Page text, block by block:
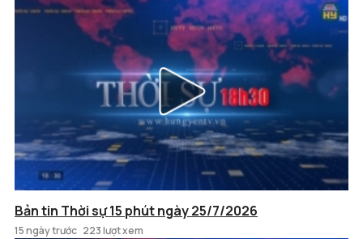
Bản tin Thời sự 15 phút ngày 25/7/2026
15 ngày trước 223 lượt xem